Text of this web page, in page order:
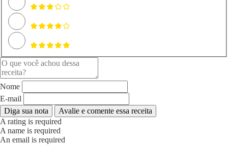
Nome
E-mail
Diga sua nota
Avalie e comente essa receita
A rating is required
A name is required
An email is required